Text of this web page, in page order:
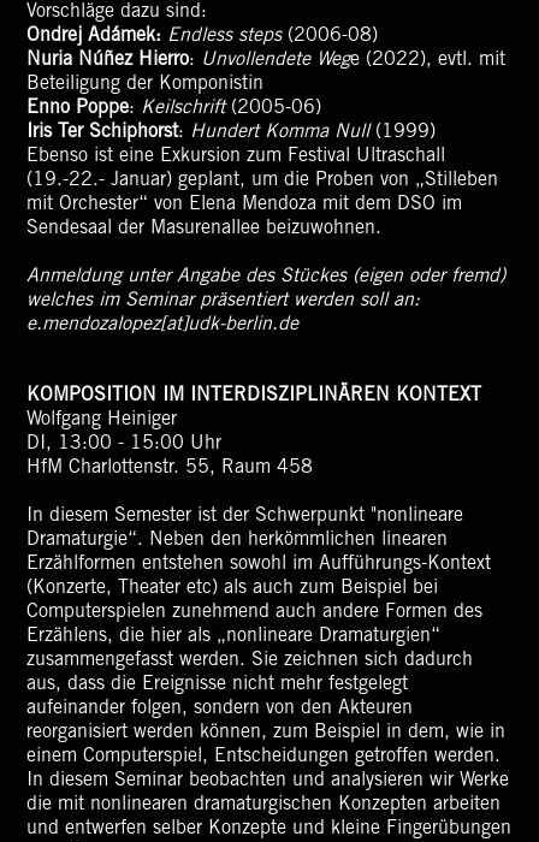
Vorschläge dazu sind:
Ondrej Adámek: Endless steps(2006-08)
Nuria Núñez Hierro: Unvollendete Wege (2022), evtl. mit
Beteiligung der Komponistin
Enno Poppe: Keilschrift(2005-06)
Iris Ter Schiphorst: Hundert Komma Null(1999)
Ebenso ist eine Exkursion zum Festival Ultraschall
(19.-22.- Januar) geplant, um die Proben von „Stilleben
mit Orchester“ von Elena Mendoza mit dem DSO im
Sendesaal der Masurenallee beizuwohnen.
Anmeldung unter Angabe des Stückes (eigen oder fremd)
welches im Seminar präsentiert werden soll an:
e.mendozalopez[at]udk-berlin.de
KOMPOSITION IM INTERDISZIPLINÄREN KONTEXT
Wolfgang Heiniger
DI, 13:00 - 15:00 Uhr
HfM Charlottenstr. 55, Raum 458
In diesem Semester ist der Schwerpunkt "nonlineare
Dramaturgie“. Neben den herkömmlichen linearen
Erzählformen entstehen sowohl im Aufführungs-Kontext
(Konzerte, Theater etc) als auch zum Beispiel bei
Computerspielen zunehmend auch andere Formen des
Erzählens, die hier als „nonlineare Dramaturgien“
zusammengefasst werden. Sie zeichnen sich dadurch
aus, dass die Ereignisse nicht mehr festgelegt
aufeinander folgen, sondern von den Akteuren
reorganisiert werden können, zum Beispiel in dem, wie in
einem Computerspiel, Entscheidungen getroffen werden.
In diesem Seminar beobachten und analysieren wir Werke
die mit nonlinearen dramaturgischen Konzepten arbeiten
und entwerfen selber Konzepte und kleine Fingerübungen